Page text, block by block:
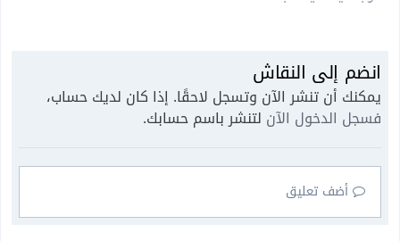
انضم إلى النقاش
يمكنك أن تنشر الآن وتسجل لاحقًا. إذا كان لديك حساب،
فسجل الدخول الآن لتنشر باسم حسابك.
أضف تعليق